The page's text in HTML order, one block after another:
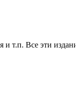
т.п. Все эти